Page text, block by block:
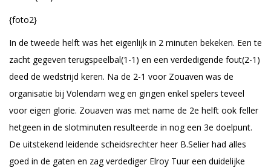
{foto2}
In de tweede helft was het eigenlijk in 2 minuten bekeken. Een te
zacht gegeven terugspeelbal(1-1) en een verdedigende fout(2-1)
deed de wedstrijd keren. Na de 2-1 voor Zouaven was de
organisatie bij Volendam weg en gingen enkel spelers teveel
voor eigen glorie. Zouaven was met name de 2e helft ook feller
hetgeen in de slotminuten resulteerde in nog een 3e doelpunt.
De uitstekend leidende scheidsrechter heer B.Selier had alles
goed in de gaten en zag verdediger Elroy Tuur een duidelijke